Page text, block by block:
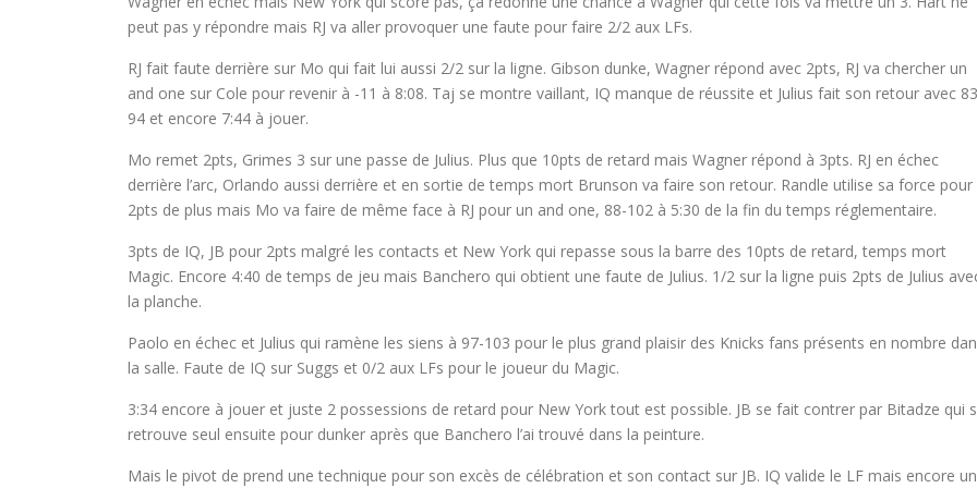
peut pas y répondre mais RJ va aller provoquer une faute pour faire 2/2 aux LFs.
RJ fait faute derrière sur Mo qui fait lui aussi 2/2 sur la ligne. Gibson dunke, Wagner répond avec 2pts, RJ va chercher un
and one sur Cole pour revenir à -11 à 8:08. Taj se montre vaillant, IQ manque de réussite et Julius fait son retour avec
94 et encore 7:44 à jouer.
Mo remet 2pts, Grimes 3 sur une passe de Julius. Plus que 10pts de retard mais Wagner répond à 3pts. RJ en échec
derrière l’arc, Orlando aussi derrière et en sortie de temps mort Brunson va faire son retour. Randle utilise sa force pour
2pts de plus mais Mo va faire de même face à RJ pour un and one, 88-102 à 5:30 de la fin du temps réglementaire.
3pts de IQ, JB pour 2pts malgré les contacts et New York qui repasse sous la barre des 10pts de retard, temps mort
Magic. Encore 4:40 de temps de jeu mais Banchero qui obtient une faute de Julius. 1/2 sur la ligne puis 2pts de Julius
la planche.
Paolo en échec et Julius qui ramène les siens à 97-103 pour le plus grand plaisir des Knicks fans présents en nombre
la salle. Faute de IQ sur Suggs et 0/2 aux LFs pour le joueur du Magic.
3:34 encore à jouer et juste 2 possessions de retard pour New York tout est possible. JB se fait contrer par Bitadze qui
retrouve seul ensuite pour dunker après que Banchero l’ai trouvé dans la peinture.
Mais le pivot de prend une technique pour son excès de célébration et son contact sur JB. IQ valide le LF mais encore